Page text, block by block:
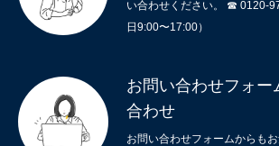
い合わせください。 ☎ 0120-
日9:00〜17:00）
お問い合わせフォー
合わせ
お問い合わせフォームからも